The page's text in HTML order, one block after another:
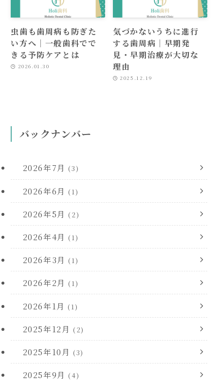
虫歯も歯周病も防ぎた
い方へ｜一般歯科でで
きる予防ケアとは
2026.01.30
気づかないうちに進行
する歯周病｜早期発
見・早期治療が大切な
理由
2025.12.19
バックナンバー
2026年7月 (3)
2026年6月 (1)
2026年5月 (2)
2026年4月 (1)
2026年3月 (1)
2026年2月 (1)
2026年1月 (1)
2025年12月 (2)
2025年10月 (3)
2025年9月 (4)